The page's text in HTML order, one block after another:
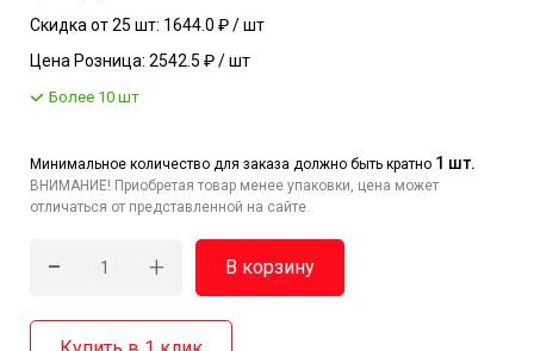
Скидка от 25 шт: 1644.0 ₽ / шт
Цена Розница: 2542.5 ₽ / шт
Более 10 шт
Минимальное количество для заказа должно быть кратно 1 шт.
ВНИМАНИЕ! Приобретая товар менее упаковки, цена может
отличаться от представленной на сайте.
- + В корзину